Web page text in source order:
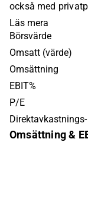
också med
legitimering,
fysisk
Verksamheten
plattformen är
Läs mera
Börsvärde
Omsatt (värde)
Omsättning
EBIT%
P/E
Direktavkastnings-
Omsättning &